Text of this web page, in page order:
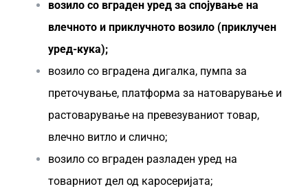
возило со вграден уред за спојување на
влечното и приклучното возило (приклучен
уред-кука);
возило со вградена дигалка, пумпа за
преточување, платформа за натоварување и
растоварување на превезуваниот товар,
влечно витло и слично;
возило со вграден разладен уред на
товарниот дел од каросеријата;